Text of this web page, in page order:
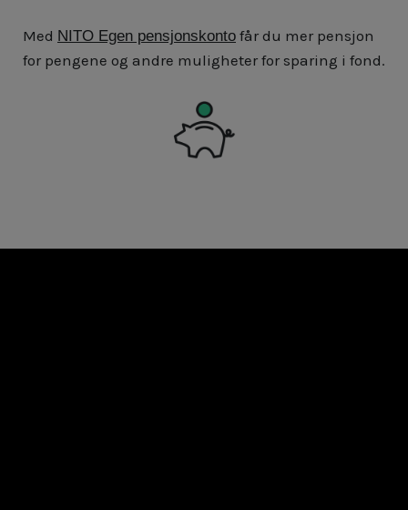
Med NITO Egen pensjonskonto får du mer pensjon
for pengene og andre muligheter for sparing i fond.